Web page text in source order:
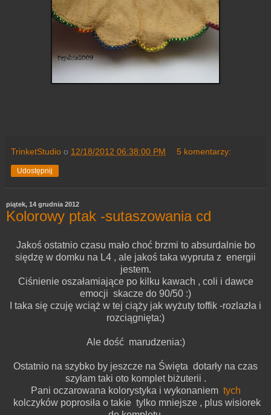
TrinketStudio o 12/18/2012 06:38:00 PM 5 komentarzy:
Udostępnij
piątek, 14 grudnia 2012
Kolorowy ptak -sutaszowania cd
Jakoś ostatnio czasu mało choć brzmi to absurdalnie bo
siędzę w domku na L4 , ale jakoś taka wypruta z energii
jestem.
Ciśnienie oszałamiające po kilku kawach , coli i dawce
emocji skacze do 90/50 :)
I taka się czuję wciąż w tej ciąży jak wyżuty toffik -rozlazła i
rozciągnięta:)
Ale dość marudzenia:)
Ostatnio na szybko by jeszcze na Święta dotarły na czas
szyłam taki oto komplet biżuterii .
Pani oczarowana kolorystyka i wykonaniem tych
kolczyków poprosiła o takie tylko mniejsze , plus wisiorek